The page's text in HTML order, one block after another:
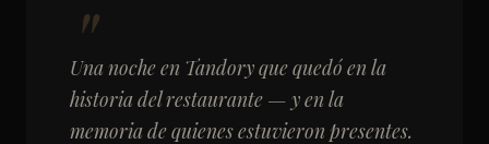
Una noche en Tandory que quedó en la
historia del restaurante — y en la
memoria de quienes estuvieron presentes.